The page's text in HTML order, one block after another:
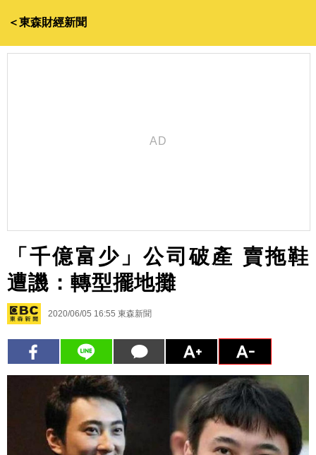
＜東森財經新聞
「千億富少」公司破產 賣拖鞋
遭譏：轉型擺地攤
2020/06/05 16:55 東森新聞